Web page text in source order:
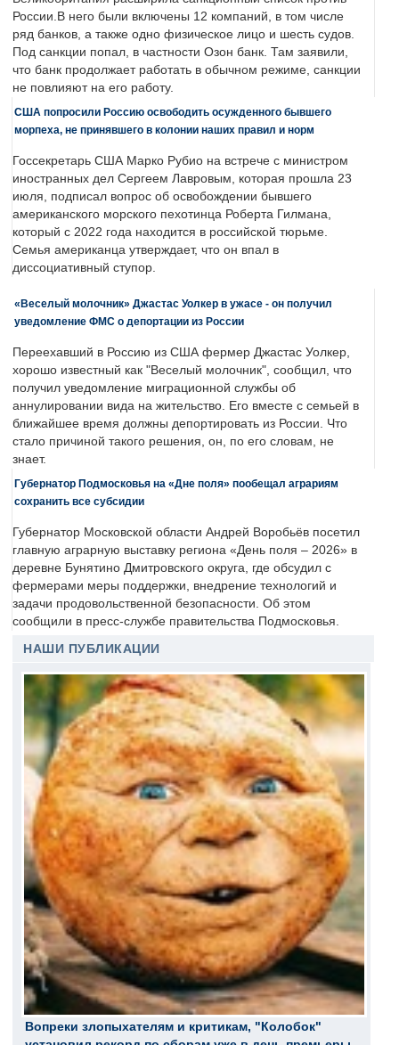
России.В него были включены 12 компаний, в том числе
ряд банков, а также одно физическое лицо и шесть судов.
Под санкции попал, в частности Озон банк. Там заявили,
что банк продолжает работать в обычном режиме, санкции
не повлияют на его работу.
США попросили Россию освободить осужденного бывшего
морпеха, не принявшего в колонии наших правил и норм
Госсекретарь США Марко Рубио на встрече с министром
иностранных дел Сергеем Лавровым, которая прошла 23
июля, подписал вопрос об освобождении бывшего
американского морского пехотинца Роберта Гилмана,
который с 2022 года находится в российской тюрьме.
Семья американца утверждает, что он впал в
диссоциативный ступор.
«Веселый молочник» Джастас Уолкер в ужасе - он получил
уведомление ФМС о депортации из России
Переехавший в Россию из США фермер Джастас Уолкер,
хорошо известный как "Веселый молочник", сообщил, что
получил уведомление миграционной службы об
аннулировании вида на жительство. Его вместе с семьей в
ближайшее время должны депортировать из России. Что
стало причиной такого решения, он, по его словам, не
знает.
Губернатор Подмосковья на «Дне поля» пообещал аграриям
сохранить все субсидии
Губернатор Московской области Андрей Воробьёв посетил
главную аграрную выставку региона «День поля – 2026» в
деревне Бунятино Дмитровского округа, где обсудил с
фермерами меры поддержки, внедрение технологий и
задачи продовольственной безопасности. Об этом
сообщили в пресс-службе правительства Подмосковья.
НАШИ ПУБЛИКАЦИИ
Вопреки злопыхателям и критикам, "Колобок"